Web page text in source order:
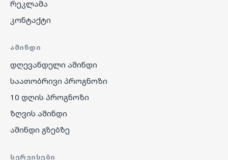
რეკლამა
კონტაქტი
ᲐᲛᲘᲜᲓᲘ
დღევანდელი ამინდი
საათობრივი პროგნოზი
10 დღის პროგნოზი
ზღვის ამინდი
ამინდი გზებზე
ᲡᲔᲠᲕᲘᲡᲔᲑᲘ